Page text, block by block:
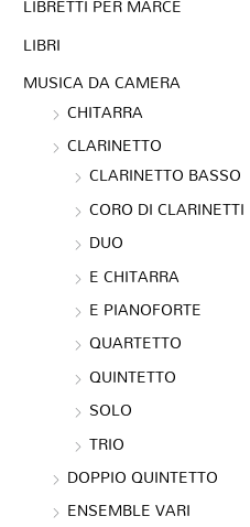
LIBRETTI PER MARCE
LIBRI
MUSICA DA CAMERA
CHITARRA
CLARINETTO
CLARINETTO BASSO
CORO DI CLARINETTI
DUO
E CHITARRA
E PIANOFORTE
QUARTETTO
QUINTETTO
SOLO
TRIO
DOPPIO QUINTETTO
ENSEMBLE VARI